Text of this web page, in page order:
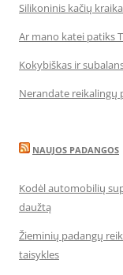
Silikoninis kačių
Ar mano katei patiks
Kokybiškas ir
Nerandate
NAUJOS PADANGOS
Kodėl automobilių
daužtą
Žieminių padangų
taisykles